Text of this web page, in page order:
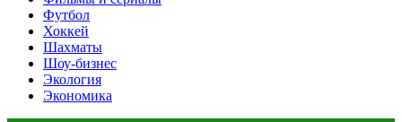
Футбол
Хоккей
Шахматы
Шоу-бизнес
Экология
Экономика